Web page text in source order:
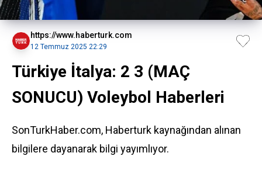
https://www.haberturk.com
12 Temmuz 2025 22:29
Türkiye İtalya: 2 3 (MAÇ
SONUCU) Voleybol Haberleri
SonTurkHaber.com, Haberturk kaynağından alınan
bilgilere dayanarak bilgi yayımlıyor.